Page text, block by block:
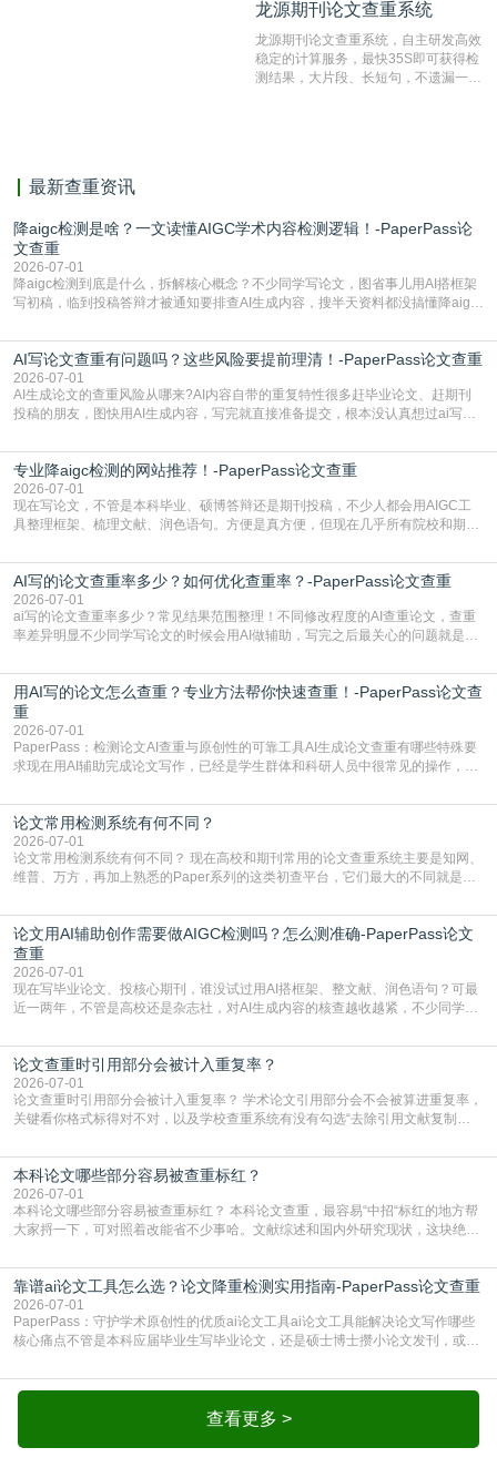
对，利用指纹索引快速而精准地在云检
有相似的片段，该项技术检测速度快、
准确率高，市场反映良好。
龙源期刊论文查重系统
龙源期刊论文查重系统，自主研发高效
稳定的计算服务，最快35S即可获得检
测结果，大片段、长短句，不遗漏一处
最新查重资讯
降aigc检测是啥？一文读懂AIGC学术内容检测逻辑！-PaperPass论
文查重
2026-07-01
降aigc检测到底是什么，拆解核心概念？不少同学写论文，图省事儿用AI搭框架
写初稿，临到投稿答辩才被通知要排查AI生成内容，搜半天资料都没搞懂降aigc
怕是已经入行的科研人员，不少人也搞不清降aigc检测是啥，对相关要求摸不
准。其实，降aigc检测是伴随AIGC工具在学术领域普及诞生的新需求，核心是为
了满足现在高校、期刊对AI生
AI写论文查重有问题吗？这些风险要提前理清！-PaperPass论文查重
2026-07-01
AI生成论文的查重风险从哪来?AI内容自带的重复特性很多赶毕业论文、赶期刊
投稿的朋友，图快用AI生成内容，写完就直接准备提交，根本没认真想过ai写论
自带不可忽视的查重风险。AI训练依赖海量公开的文本数据，生成内容本质是基
于训练数据的概率拼接，不是从零开始的原创创作。生成过程中，很容易复用已
有的高频公共表述，甚至直接拼接已经公开
专业降aigc检测的网站推荐！-PaperPass论文查重
2026-07-01
现在写论文，不管是本科毕业、硕博答辩还是期刊投稿，不少人都会用AIGC工
具整理框架、梳理文献、润色语句。方便是真方便，但现在几乎所有院校和期刊
五遍还是过不了预检测的大有人在，这时候，找到靠谱的降AIGC检测率的网
站，就能少走好多弯路。PaperPass：守护学术原创性的智能伙伴AIGC生成内
容的学术合规痛点去年帮一个本科师弟改
AI写的论文查重率多少？如何优化查重率？-PaperPass论文查重
2026-07-01
ai写的论文查重率多少？常见结果范围整理！不同修改程度的AI查重论文，查重
率差异明显不少同学写论文的时候会用AI做辅助，写完之后最关心的问题就是ai
实际情况和大家想的不太一样。AI训练依赖海量公开学术文献、网络内容，生成
内容本质是按照语义概率拼接已有内容，很容易和已发布的作品撞重复，甚至会
直接引用整段已有内容，所以查重率偏高是
用AI写的论文怎么查重？专业方法帮你快速查重！-PaperPass论文查
重
2026-07-01
PaperPass：检测论文AI查重与原创性的可靠工具AI生成论文查重有哪些特殊要
求现在用AI辅助完成论文写作，已经是学生群体和科研人员中很常见的操作，不
但很多人忽略了，AI生成的内容天生带有重复风险——训练AI的数据集本身就包
含大量已公开的学术内容、网络原创内容，AI输出内容时很容易无意识拼接出重
复片
论文常用检测系统有何不同？
2026-07-01
论文常用检测系统有何不同？ 现在高校和期刊常用的论文查重系统主要是知网、
维普、万方，再加上熟悉的Paper系列的这类初查平台，它们最大的不同就是数
查数值误导。知网（CNKI）是学校定稿检测的绝对主流。本科用PMLC，含大学
生联合比对库，能比历届学长论文，硕博用VIP/TMLC，含学术论文联合比对
库，期刊投稿用AMLMC/SML
论文用AI辅助创作需要做AIGC检测吗？怎么测准确-PaperPass论文
查重
2026-07-01
现在写毕业论文、投核心期刊，谁没试过用AI搭框架、整文献、润色语句？可最
近一两年，不管是高校还是杂志社，对AI生成内容的核查越收越紧，不少同学投
真的太亏。提前做AIGC检测，已经成了很多过来人交稿前必做的一步。为什么
AIGC检测成了论文答辩投稿前的必备项？可能还有不少人觉得，我就用AI搭了个
框架，内容都是自己写的，至于做AIG
论文查重时引用部分会被计入重复率？
2026-07-01
论文查重时引用部分会被计入重复率？ 学术论文引用部分会不会被算进重复率，
关键看你格式标得对不对，以及学校查重系统有没有勾选“去除引用文献复制
独占一行，每条文献用[1][2]方括号编号、与正文一一对应，著录项符合GB/T
7714（作者、题名、刊名、年、卷期、页码齐全，标点用半角）；查重系统识别
成功后通常把这段标为引用，
本科论文哪些部分容易被查重标红？
2026-07-01
本科论文哪些部分容易被查重标红？ 本科论文查重，最容易“中招“标红的地方帮
大家捋一下，可对照着改能省不少事哈。文献综述和国内外研究现状，这块绝对
乎一模一样的话，你要是直接复制百度百科、教材或别人写好的综述段落，系统
一抓一个准，整段飘红。研究背景、意义和方法描述也是不可避免，比如“本文采
用问卷调查法““运用SPSS软件进行数据分
靠谱ai论文工具怎么选？论文降重检测实用指南-PaperPass论文查重
2026-07-01
PaperPass：守护学术原创性的优质ai论文工具ai论文工具能解决论文写作哪些
核心痛点不管是本科应届毕业生写毕业论文，还是硕士博士攒小论文发刊，或是
自己逐句读逐句改，熬好几个大夜不说，还经常改不到点上，交上去才发现重复
率超标，再返工太折腾。现在有了成熟的ai论文工具，这些痛点基本都能高效解
决。靠谱的ai论文工具，不止能帮你梳查看更多 >